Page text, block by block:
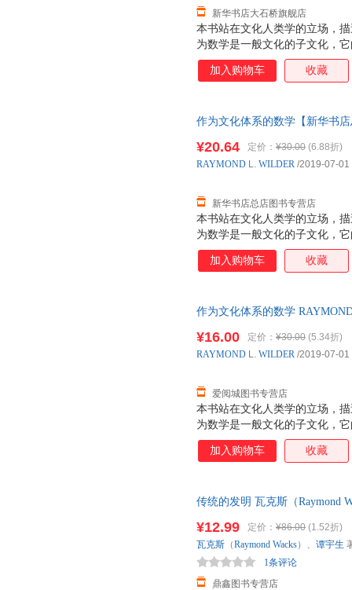
本书站在文化人类学的立场，
为数学是一般文化的子文化，
的各个成分当成一种向量，这
晰地分析和理解支配数学学科
新华书店大石桥旗舰店
加入购物车 收藏
作为文化体系的数学【新华书
本书站在文化人类学的立场，
为数学是一般文化的子文化，
的各个成分当成一种向量，这
晰地分析和理解支配数学学科
处理，作者明确提出数学是一
一些十分重要的结论。把数学
数学哲学观，而且能较好地解
¥20.64 定价： ¥30.00 (6.88折)
新华书店总店图书专营店
RAYMOND L. WILDER /2019-07-01
加入购物车 收藏
作为文化体系的数学
在线客服！
本书站在文化人类学的立场，
为数学是一般文化的子文化，
的各个成分当成一种向量，这
晰地分析和理解支配数学学科
处理，作者明确提出数学是一
一些十分重要的结论。把数学
数学哲学观，而且能较好地解
现象。
¥16.00 定价： ¥30.00 (5.34折)
爱阅城图书专营店
RAYMOND L. WILDER /2019-07-01
加入购物车 收藏
传统的发明 瓦克斯（Raymond
¥12.99 定价： ¥86.00 (1.52折)
鼎鑫图书专营店
1条评论
瓦克斯 （Raymond Wacks）、 谭宇生